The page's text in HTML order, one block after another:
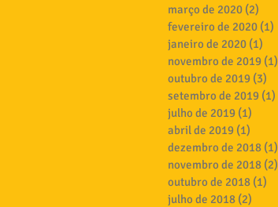
março de 2020 (2)
fevereiro de 2020 (1)
janeiro de 2020 (1)
novembro de 2019 (1)
outubro de 2019 (3)
setembro de 2019 (1)
julho de 2019 (1)
abril de 2019 (1)
dezembro de 2018 (1)
novembro de 2018 (2)
outubro de 2018 (1)
julho de 2018 (2)